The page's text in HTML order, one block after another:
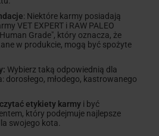
: Niektóre karmy posiadają
VET EXPERT i RAW PALEO
Grade", który oznacza, że
w produkcie, mogą być spożyte
Wybierz taką odpowiednią dla
dorosłego, młodego, kastrowanego
etykiety karmy i być
który podejmuje najlepsze
swojego kota.